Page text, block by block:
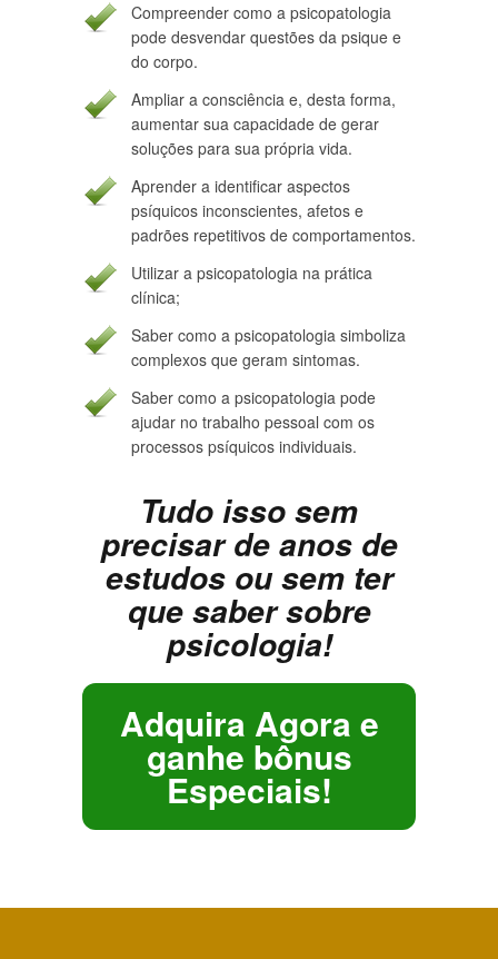
Compreender como a psicopatologia
pode desvendar questões da psique e
do corpo.
Ampliar a consciência e, desta forma,
aumentar sua capacidade de gerar
soluções para sua própria vida.
Aprender a identificar aspectos
psíquicos inconscientes, afetos e
padrões repetitivos de comportamentos.
Utilizar a psicopatologia na prática
clínica;
Saber como a psicopatologia simboliza
complexos que geram sintomas.
Saber como a psicopatologia pode
ajudar no trabalho pessoal com os
processos psíquicos individuais.
Tudo isso sem
precisar de anos de
estudos ou sem ter
que saber sobre
psicologia!
Adquira Agora e
ganhe bônus
Especiais!